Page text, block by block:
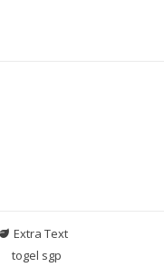
Extra Text
togel sgp